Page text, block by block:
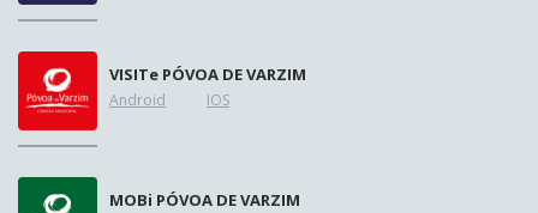
VISITe PÓVOA DE VARZIM
Android IOS
MOBi PÓVOA DE VARZIM